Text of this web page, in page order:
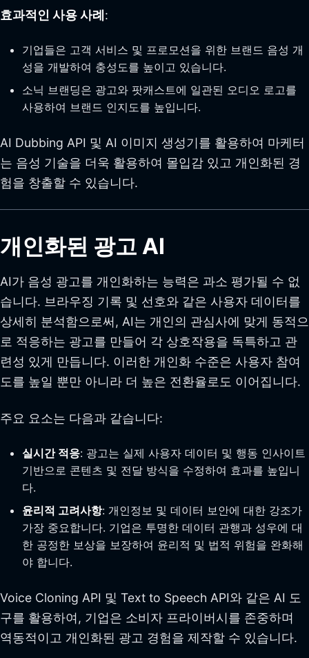
효과적인 사용 사례 :
기업들은 고객 서비스 및 프로모션을 위한 브랜드 음성 개
성을 개발하여 충성도를 높이고 있습니다.
소닉 브랜딩은 광고와 팟캐스트에 일관된 오디오 로고를
사용하여 브랜드 인지도를 높입니다.
AI Dubbing API 및 AI 이미지 생성기를 활용하여 마케터
는 음성 기술을 더욱 활용하여 몰입감 있고 개인화된 경
험을 창출할 수 있습니다.
개인화된 광고 AI
AI가 음성 광고를 개인화하는 능력은 과소 평가될 수 없
습니다. 브라우징 기록 및 선호와 같은 사용자 데이터를
상세히 분석함으로써, AI는 개인의 관심사에 맞게 동적으
로 적응하는 광고를 만들어 각 상호작용을 독특하고 관
련성 있게 만듭니다. 이러한 개인화 수준은 사용자 참여
도를 높일 뿐만 아니라 더 높은 전환율로도 이어집니다.
주요 요소는 다음과 같습니다:
실시간 적응: 광고는 실제 사용자 데이터 및 행동 인사이트
기반으로 콘텐츠 및 전달 방식을 수정하여 효과를 높입니
다.
윤리적 고려사항: 개인정보 및 데이터 보안에 대한 강조가
가장 중요합니다. 기업은 투명한 데이터 관행과 성우에 대
한 공정한 보상을 보장하여 윤리적 및 법적 위험을 완화해
야 합니다.
Voice Cloning API 및 Text to Speech API와 같은 AI 도
구를 활용하여, 기업은 소비자 프라이버시를 존중하며
역동적이고 개인화된 광고 경험을 제작할 수 있습니다.